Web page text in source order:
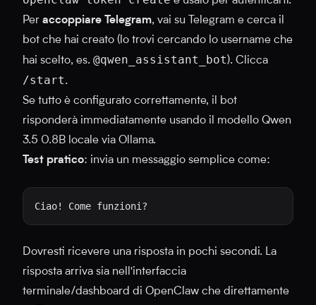
Per accoppiare Telegram, vai su Telegram e cerca il
bot che hai creato (lo trovi cercando lo username che
hai scelto, es. @qwen_assistant_bot). Clicca
/start.
Se tutto è configurato correttamente, il bot
risponderà immediatamente usando il modello Qwen
3.5 0.8B locale via Ollama.
Test pratico: invia un messaggio semplice come:
Dovresti ricevere una risposta in pochi secondi. La
risposta arriva sia nell'interfaccia
terminale/dashboard di OpenClaw che direttamente